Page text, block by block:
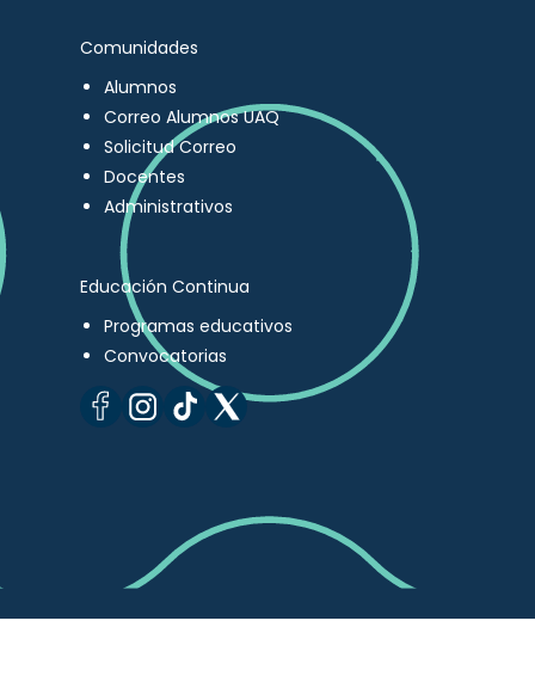
Comunidades
Alumnos
Correo Alumnos UAQ
Solicitud Correo
Docentes
Administrativos
Educación Continua
Programas educativos
Convocatorias